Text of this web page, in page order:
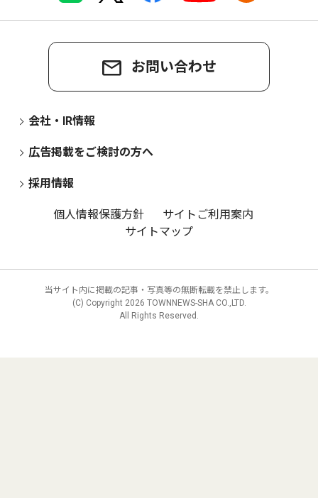
お問い合わせ
会社・IR情報
広告掲載をご検討の方へ
採用情報
個人情報保護方針
サイトご利用案内
サイトマップ
当サイト内に掲載の記事・写真等の無断転載を禁止します。
(C) Copyright 2026 TOWNNEWS-SHA CO.,LTD.
All Rights Reserved.